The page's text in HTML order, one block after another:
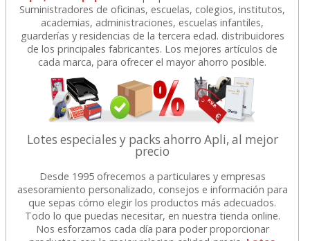
Suministradores de oficinas, escuelas, colegios, institutos,
academias, administraciones, escuelas infantiles,
guarderías y residencias de la tercera edad. distribuidores
de los principales fabricantes. Los mejores artículos de
cada marca, para ofrecer el mayor ahorro posible.
Lotes especiales y packs ahorro Apli, al mejor
precio
Desde 1995 ofrecemos a particulares y empresas
asesoramiento personalizado, consejos e información para
que sepas cómo elegir los productos más adecuados.
Todo lo que puedas necesitar, en nuestra tienda online.
Nos esforzamos cada día para poder proporcionar